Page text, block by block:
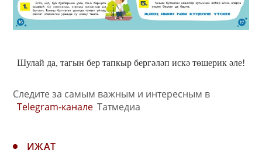
Шулай да, тагын бер тапкыр бергәләп искә төшерик әле!
Следите за самым важным и интересным в
Telegram-канале Татмедиа
ИҖАТ